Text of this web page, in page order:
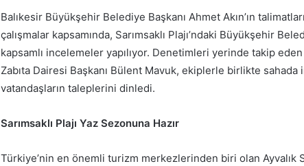
Balıkesir Büyükşehir Belediye Başkanı Ahmet Akın’ın
çalışmalar kapsamında, Sarımsaklı Plajı’ndaki Büyükşehir
kapsamlı incelemeler yapılıyor. Denetimleri yerinde takip
Zabıta Dairesi Başkanı Bülent Mavuk, ekiplerle birlikte
vatandaşların taleplerini dinledi.
Sarımsaklı Plajı Yaz Sezonuna Hazır
Türkiye’nin en önemli turizm merkezlerinden biri olan Ayvalık